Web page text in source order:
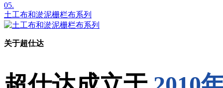
05.
土工布和淤泥栅栏布系列
关于超仕达